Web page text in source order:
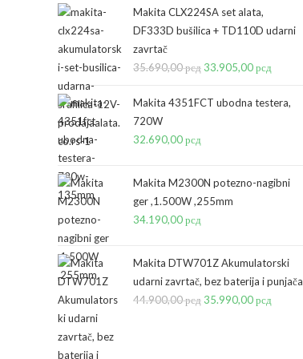
Makita CLX224SA set alata,
DF333D bušilica + TD110D udarni
zavrtač
35.690,00рсд Originalna
je
33.905,00рсд
je:
Makita 4351FCT ubodna testera,
720W
32.690,00рсд
Makita M2300N potezno-nagibni
ger ,1.500W ,255mm
34.190,00рсд
Makita DTW701Z Akumulatorski
udarni zavrtač, bez baterija i punjača
44.900,00рсд Originalna
35.990,00рсд